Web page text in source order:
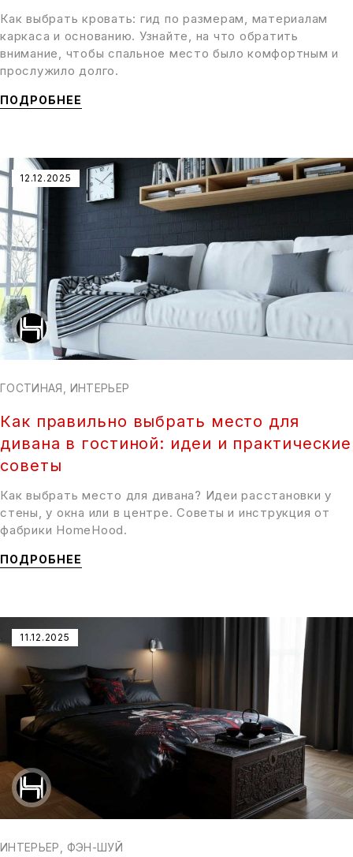
Как выбрать кровать: гид по размерам, материалам
каркаса и основанию. Узнайте, на что обратить
внимание, чтобы спальное место было комфортным и
прослужило долго.
ПОДРОБНЕЕ
12.12.2025
ГОСТИНАЯ ИНТЕРЬЕР
Как правильно выбрать место для
дивана в гостиной: идеи и практические
советы
Как выбрать место для дивана? Идеи расстановки у
стены, у окна или в центре. Советы и инструкция от
фабрики HomeHood.
ПОДРОБНЕЕ
11.12.2025
ИНТЕРЬЕР ФЭН-ШУЙ